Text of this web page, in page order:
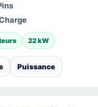
22 kW
Puissance